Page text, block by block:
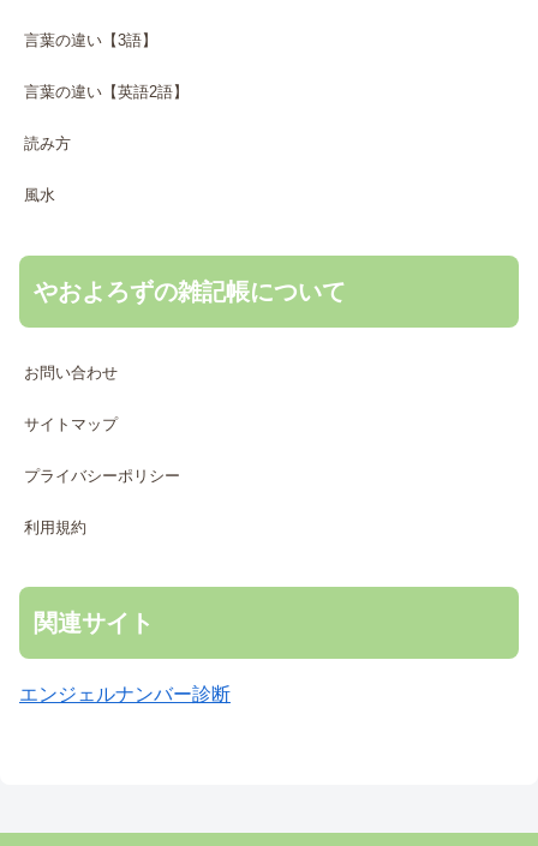
言葉の違い【3語】
言葉の違い【英語2語】
読み方
風水
やおよろずの雑記帳について
お問い合わせ
サイトマップ
プライバシーポリシー
利用規約
関連サイト
エンジェルナンバー診断